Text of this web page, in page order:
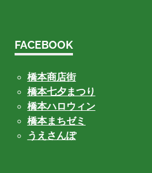
FACEBOOK
橋本商店街
橋本七夕まつり
橋本ハロウィン
橋本まちゼミ
うえさんぽ